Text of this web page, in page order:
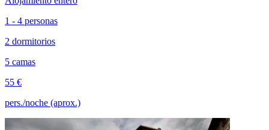
1 - 4 personas
2 dormitorios
5 camas
55 €
pers./noche (aprox.)